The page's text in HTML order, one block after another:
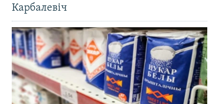
Карбалевіч